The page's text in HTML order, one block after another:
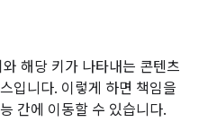
해당 키가 나타내는 콘텐츠
입니다. 이렇게 하면 책임을
간에 이동할 수 있습니다.